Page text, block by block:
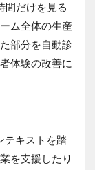
間だけを見る
ム全体の生産
部分を自動診
体験の改善に
テキストを踏
を支援したり